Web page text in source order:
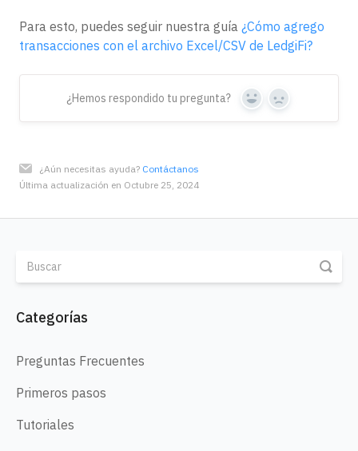
Para esto, puedes seguir nuestra guía ¿Cómo agrego
transacciones con el archivo Excel/CSV de LedgiFi?
¿Hemos respondido tu pregunta?
Yes No
¿Aún necesitas ayuda? Contáctanos
Última actualización en Octubre 25, 2024
Categorías
Preguntas Frecuentes
Primeros pasos
Tutoriales